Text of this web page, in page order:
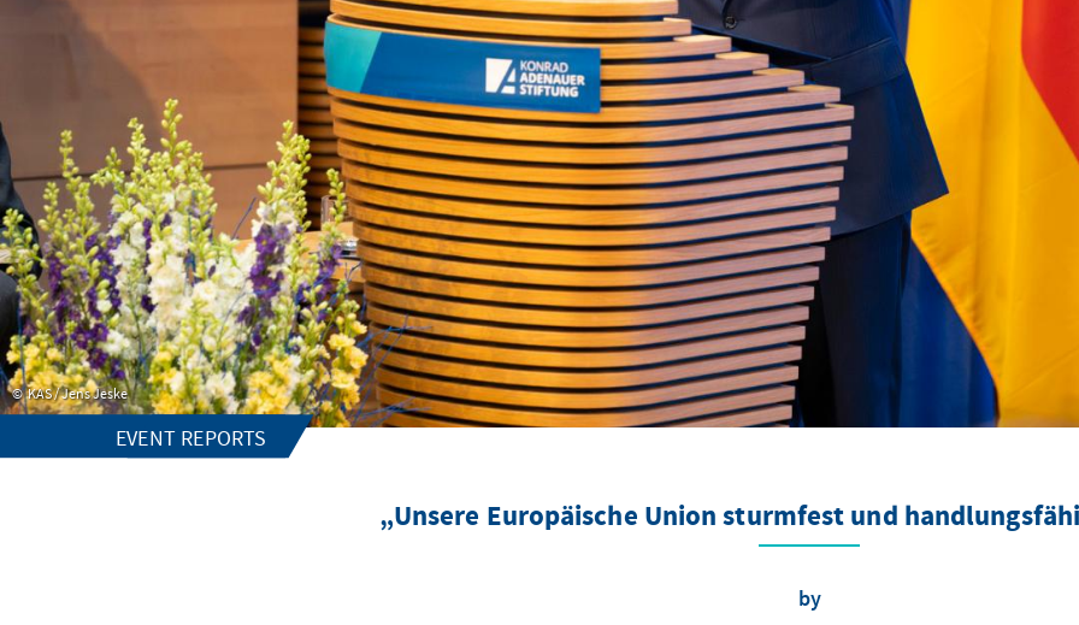
KAS / Jens Jeske
EVENT REPORTS
„Unsere Europäische Union sturmfest und
by